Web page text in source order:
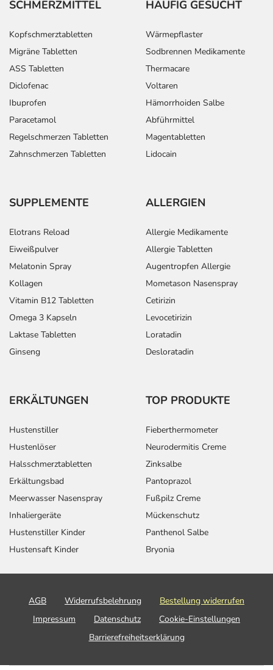
SCHMERZMITTEL
Kopfschmerztabletten
Migräne Tabletten
ASS Tabletten
Diclofenac
Ibuprofen
Paracetamol
Regelschmerzen Tabletten
Zahnschmerzen Tabletten
HÄUFIG GESUCHT
Wärmepflaster
Sodbrennen Medikamente
Thermacare
Voltaren
Hämorrhoiden Salbe
Abführmittel
Magentabletten
Lidocain
SUPPLEMENTE
Elotrans Reload
Eiweißpulver
Melatonin Spray
Kollagen
Vitamin B12 Tabletten
Omega 3 Kapseln
Laktase Tabletten
Ginseng
ALLERGIEN
Allergie Medikamente
Allergie Tabletten
Augentropfen Allergie
Mometason Nasenspray
Cetirizin
Levocetirizin
Loratadin
Desloratadin
ERKÄLTUNGEN
Hustenstiller
Hustenlöser
Halsschmerztabletten
Erkältungsbad
Meerwasser Nasenspray
Inhaliergeräte
Hustenstiller Kinder
Hustensaft Kinder
TOP PRODUKTE
Fieberthermometer
Neurodermitis Creme
Zinksalbe
Pantoprazol
Fußpilz Creme
Mückenschutz
Panthenol Salbe
Bryonia
AGB Widerrufsbelehrung
Bestellung widerrufen
Impressum
Datenschutz
Cookie-Einstellungen
Barrierefreiheitserklärung